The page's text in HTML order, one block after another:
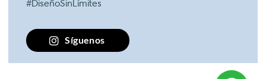
#DiseñoSinLímites
Síguenos